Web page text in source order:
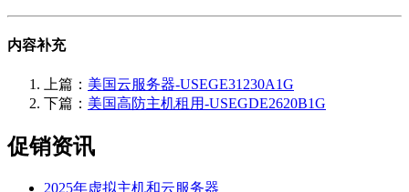
内容补充
上篇： 美国云服务器-USEGE31230A1G
下篇： 美国高防主机租用-USEGDE2620B1G
促销资讯
2025年虚拟主机和云服务器